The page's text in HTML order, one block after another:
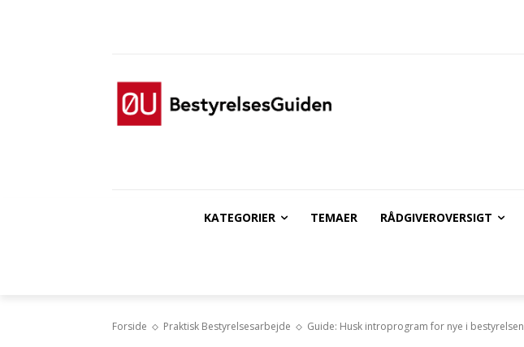
KATEGORIER TEMAER RÅDGIVEROVERSIGT
Forside Praktisk Bestyrelsesarbejde Guide: Husk introprogram for nye i bestyrelsen